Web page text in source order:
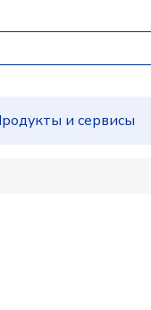
и сервисы